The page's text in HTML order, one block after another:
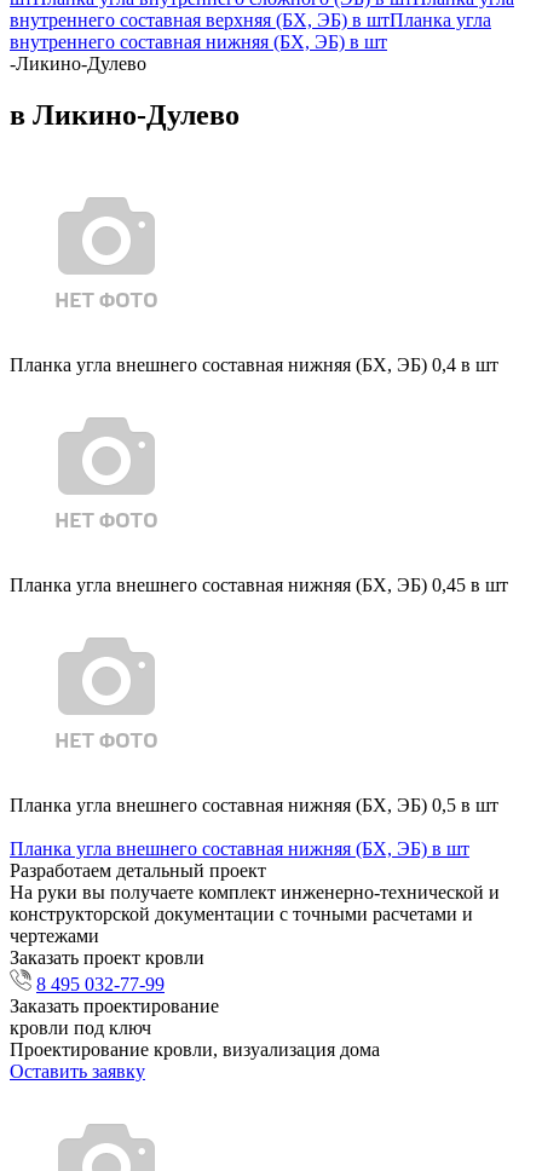
внутреннего составная верхняя (БХ, ЭБ) в штПланка угла
внутреннего составная нижняя (БХ, ЭБ) в шт
-Ликино-Дулево
в Ликино-Дулево
Планка угла внешнего составная нижняя (БХ, ЭБ) 0,4 в шт
Планка угла внешнего составная нижняя (БХ, ЭБ) 0,45 в шт
Планка угла внешнего составная нижняя (БХ, ЭБ) 0,5 в шт
Планка угла внешнего составная нижняя (БХ, ЭБ) в шт
Разработаем детальный проект
На руки вы получаете комплект инженерно-технической и
конструкторской документации с точными расчетами и
чертежами
Заказать проект кровли
8 495 032-77-99
Заказать проектирование
кровли под ключ
Проектирование кровли, визуализация дома
Оставить заявку